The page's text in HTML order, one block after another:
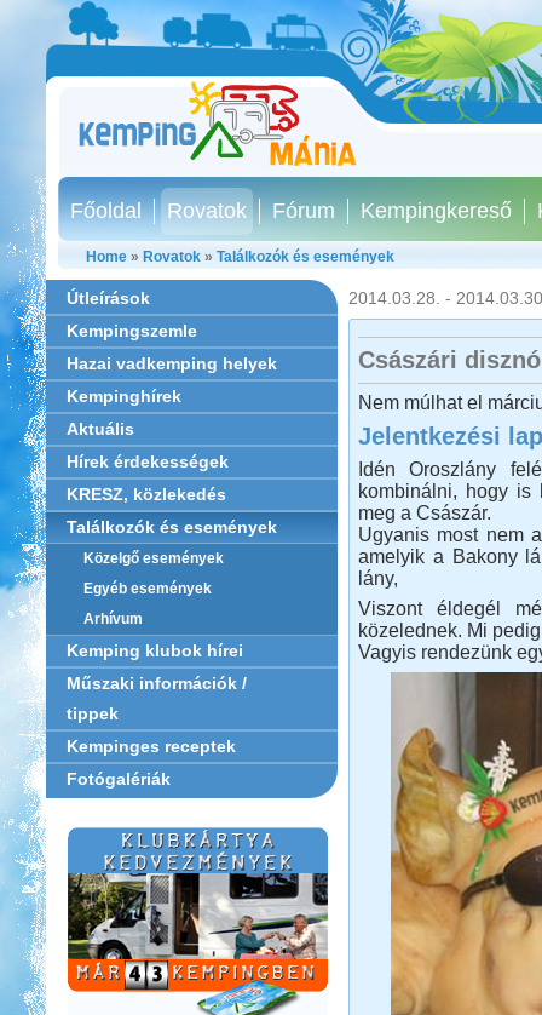
Főoldal Rovatok Fórum Kempingkereső
Home » Rovatok » Találkozók és események
Útleírások
Kempingszemle
Hazai vadkemping helyek
Kempinghírek
Aktuális
Hírek érdekességek
KRESZ, közlekedés
Találkozók és események
Közelgő események
Egyéb események
Arhívum
Kemping klubok hírei
Műszaki információk /
tippek
Kempinges receptek
Fotógalériák
2014.03.28. -
Császári
Nem múlhat el
Jelentkezési
Idén Oroszlány
kombinálni, hogy is
meg a Császár.
Ugyanis most nem
amelyik a Bakony
lány,
Viszont éldegél
közelednek. Mi
Vagyis rendezünk